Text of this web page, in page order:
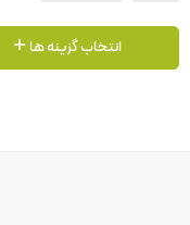
انتخاب گزینه ها